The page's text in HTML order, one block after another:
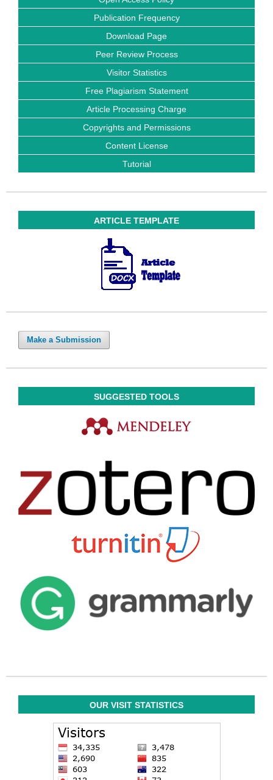
Publication Frequency
Download Page
Peer Review Process
Visitor Statistics
Free Plagiarism Statement
Article Processing Charge
Copyrights and Permissions
Content License
Tutorial
ARTICLE TEMPLATE
Make a Submission
SUGGESTED TOOLS
OUR VISIT STATISTICS